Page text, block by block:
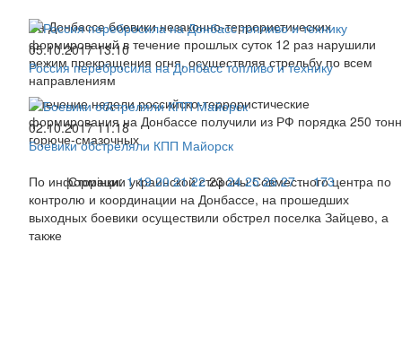
На Донбассе боевики незаконно-террористических
формирований в течение прошлых суток 12 раз нарушили
режим прекращения огня, осуществляя стрельбу по всем
направлениям
05.10.2017 13:10
Россия перебросила на Донбасс топливо и технику
В течение недели российско-террористические
формирования на Донбассе получили из РФ порядка 250 тонн
горюче-смазочных
02.10.2017 11:18
Боевики обстреляли КПП Майорск
По информации украинской стороны Совместного центра по
контролю и координации на Донбассе, на прошедших
выходных боевики осуществили обстрел поселка Зайцево, а
также
Сторінки: 1 19 20 21 22 23 24 25 26 27 ...173